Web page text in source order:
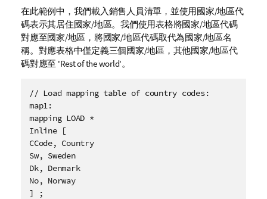
在此範例中，我們載入銷售人員清單，並使用國家/地區代
碼表示其居住國家/地區。我們使用表格將國家/地區代碼
對應至國家/地區，將國家/地區代碼取代為國家/地區名
稱。對應表格中僅定義三個國家/地區，其他國家/地區代
碼對應至 'Rest of the world'。
// Load mapping table of country codes:
map1:
mapping LOAD *
Inline [
CCode, Country
Sw, Sweden
Dk, Denmark
No, Norway
] ;